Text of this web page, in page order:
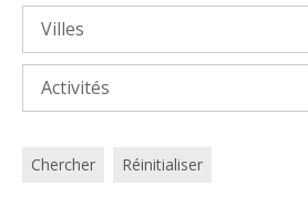
Chercher Réinitialiser